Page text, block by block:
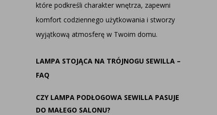
które podkreśli charakter wnętrza, zapewni
komfort codziennego użytkowania i stworzy
wyjątkową atmosferę w Twoim domu.
LAMPA STOJĄCA NA TRÓJNOGU SEWILLA –
FAQ
CZY LAMPA PODŁOGOWA SEWILLA PASUJE
DO MAŁEGO SALONU?